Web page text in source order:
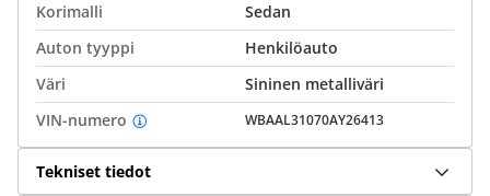
Korimalli
Sedan
Auton tyyppi
Henkilöauto
Väri
Sininen metalliväri
VIN-numero
WBAAL31070AY26413
Tekniset tiedot